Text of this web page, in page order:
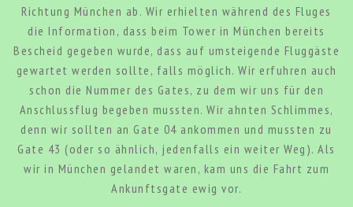
Richtung München ab. Wir erhielten während des Fluges
die Information, dass beim Tower in München bereits
Bescheid gegeben wurde, dass auf umsteigende Fluggäste
gewartet werden sollte, falls möglich. Wir erfuhren auch
schon die Nummer des Gates, zu dem wir uns für den
Anschlussflug begeben mussten. Wir ahnten Schlimmes,
denn wir sollten an Gate 04 ankommen und mussten zu
Gate 43 (oder so ähnlich, jedenfalls ein weiter Weg). Als
wir in München gelandet waren, kam uns die Fahrt zum
Ankunftsgate ewig vor.